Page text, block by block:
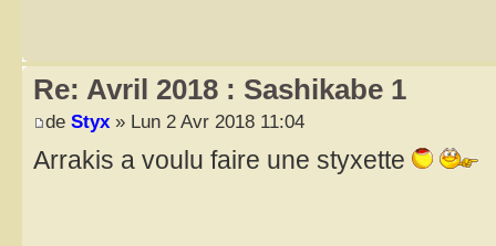
Re: Avril 2018 : Sashikabe 1
de Styx » Lun 2 Avr 2018 11:04
Arrakis a voulu faire une styxette